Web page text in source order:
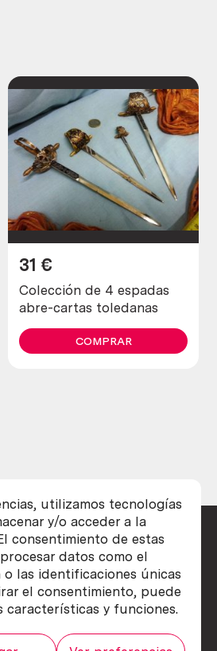
utilizamos tecnologías
y/o acceder a la
consentimiento de estas
datos como el
las identificaciones únicas
el consentimiento, puede
características y funciones.
Colección de 4 espadas
abre-cartas toledanas
31 €
COMPRAR